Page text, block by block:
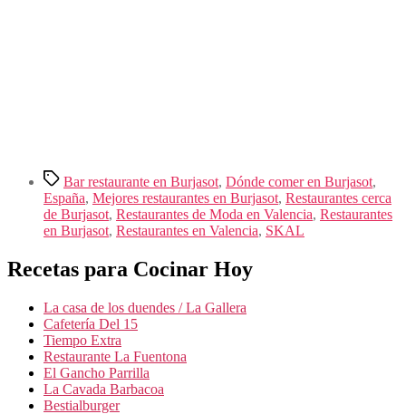
Etiquetas
Bar restaurante en Burjasot, Dónde comer en Burjasot,
España, Mejores restaurantes en Burjasot, Restaurantes cerca
de Burjasot, Restaurantes de Moda en Valencia, Restaurantes
en Burjasot, Restaurantes en Valencia, SKAL
Recetas para Cocinar Hoy
La casa de los duendes / La Gallera
Cafetería Del 15
Tiempo Extra
Restaurante La Fuentona
El Gancho Parrilla
La Cavada Barbacoa
Bestialburger